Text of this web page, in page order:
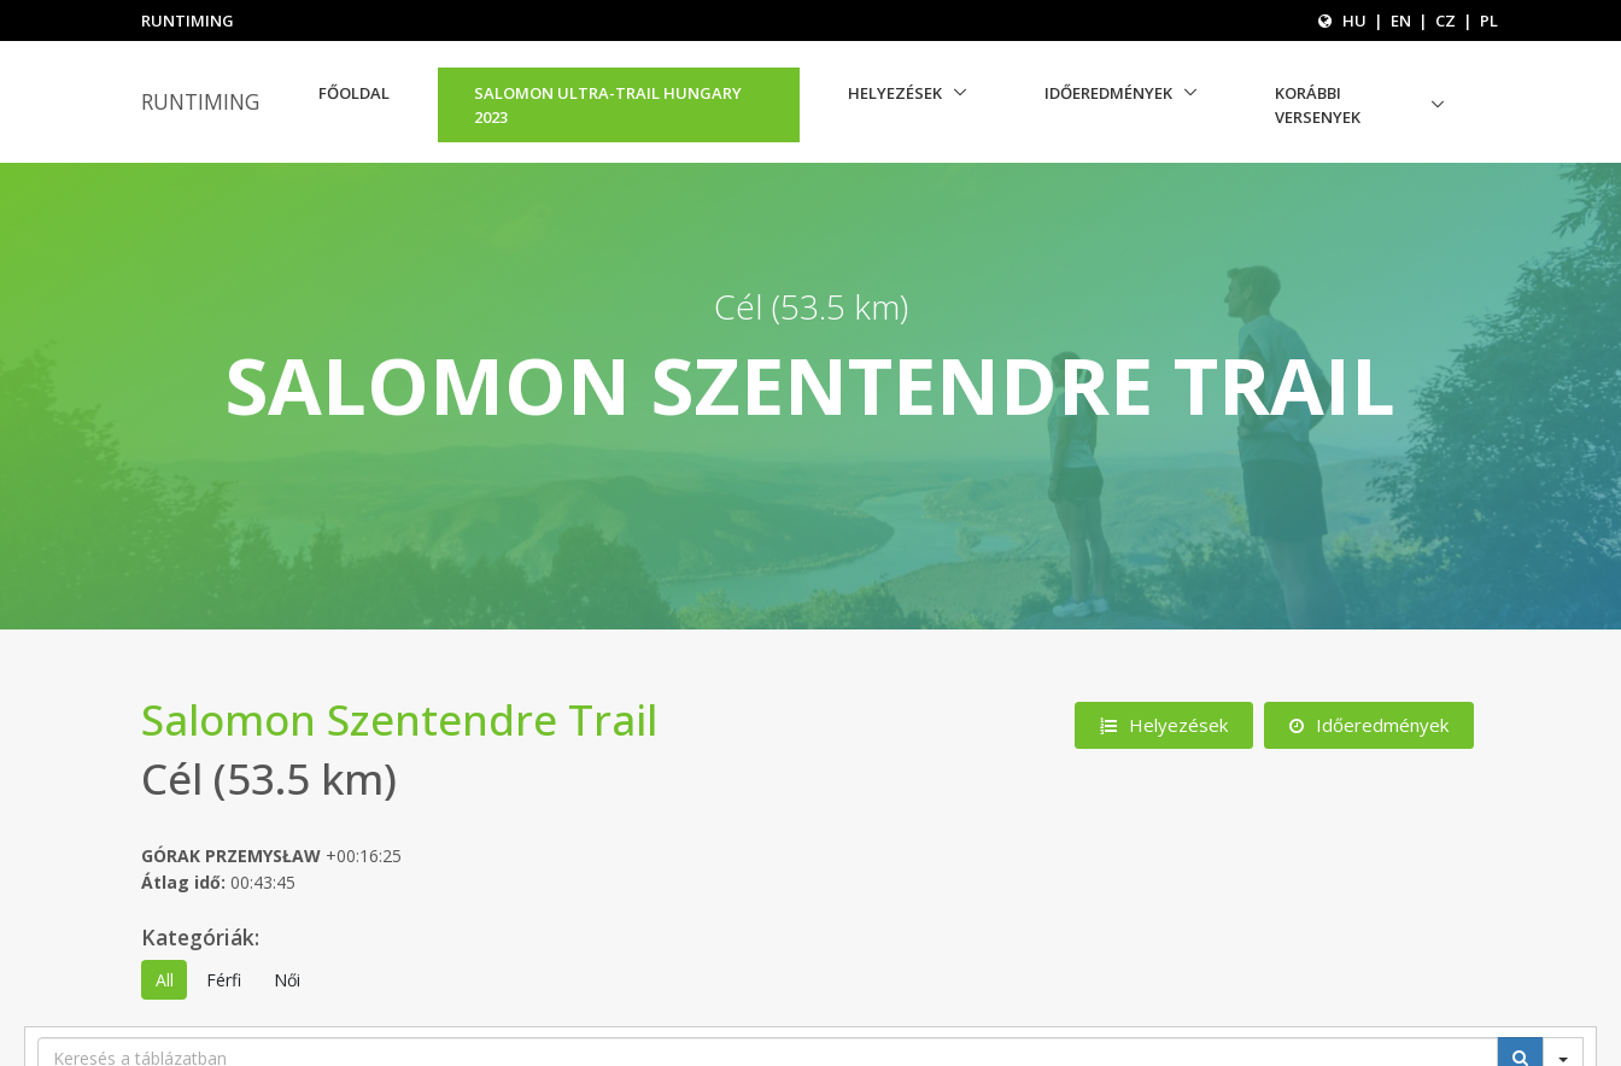
RUNTIMING HU | EN | CZ | PL
RUNTIMING FŐOLDAL
SALOMON ULTRA-TRAIL HUNGARY
2023
HELYEZÉSEK IDŐEREDMÉNYEK
KORÁBBI
VERSENYEK
Cél (53.5 km)
SALOMON SZENTENDRE TRAIL
Helyezések Időeredmények
Salomon Szentendre Trail
Cél (53.5 km)
GÓRAK PRZEMYSŁAW +00:16:25
Átlag idő: 00:43:45
Kategóriák:
All Férfi Női
Search